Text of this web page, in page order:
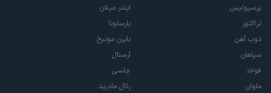
پرسپولیس
تراکتور
ذوب آهن
سپاهان
فولاد
ملوان
اینتر میلان
بارسلونا
بایرن مونیخ
آرسنال
چلسی
رئال مادرید